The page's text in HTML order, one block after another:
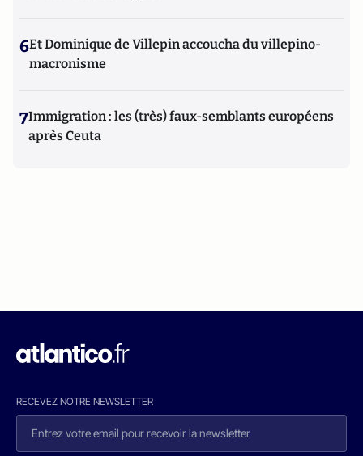
6Et Dominique de Villepin accoucha du villepino-
macronisme
7Immigration : les (très) faux-semblants européens
après Ceuta
RECEVEZ NOTRE NEWSLETTER